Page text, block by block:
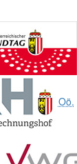
Oö.